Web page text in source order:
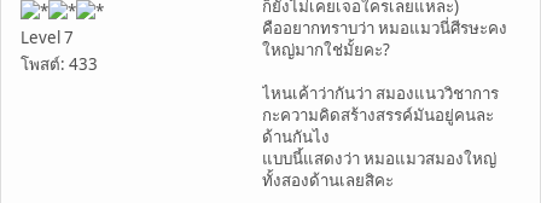
Level 7
โพสต์: 433
ก็ยังไม่เคยเจอใครเลยแหละ)
คืออยากทราบว่า หมอแมวนี่ศีรษะคง
ใหญ่มากใช่มั้ยคะ?
ไหนเค้าว่ากันว่า สมองแนววิชาการ
กะความคิดสร้างสรรค์มันอยู่คนละ
ด้านกันไง
แบบนี้แสดงว่า หมอแมวสมองใหญ่
ทั้งสองด้านเลยสิคะ